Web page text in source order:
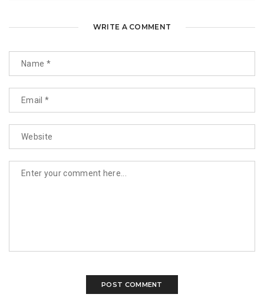
WRITE A COMMENT